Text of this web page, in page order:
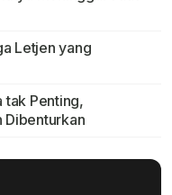
Letjen yang
tak Penting,
Dibenturkan